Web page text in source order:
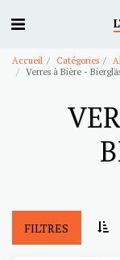
Accueil Catégories
Verres à Bière -
FILTRES